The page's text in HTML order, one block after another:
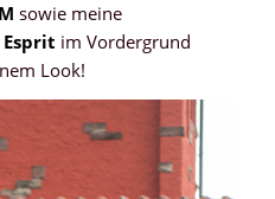
sowie meine
im Vordergrund
Look!